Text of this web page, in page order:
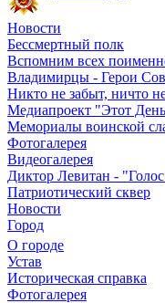
Новости
Бессмертный полк
Вспомним всех
Владимирцы - Герои
Никто не забыт, ничто
Медиапроект "Этот
Мемориалы воинской
Фотогалерея
Видеогалерея
Диктор Левитан -
Патриотический сквер
Новости
Город
О городе
Устав
Историческая справка
Фотогалерея